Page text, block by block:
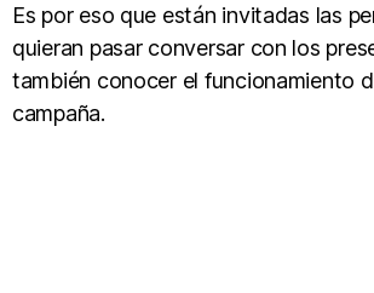
Es por eso que están invitadas las
quieran pasar conversar con los
también conocer el funcionamiento
campaña.